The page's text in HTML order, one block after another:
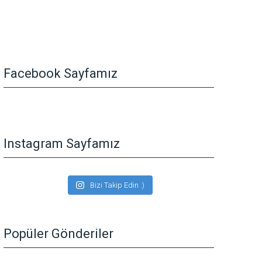
Facebook Sayfamız
Instagram Sayfamız
Bizi Takip Edin :)
Popüler Gönderiler